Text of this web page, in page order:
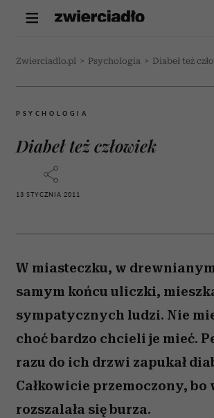
Zwierciadlo.pl > Psychologia > Diabeł też
PSYCHOLOGIA
Diabeł też człowiek
13 STYCZNIA 2011
W miasteczku, w
samym końcu uliczki,
sympatycznych ludzi. Nie
choć bardzo chcieli je mieć.
razu do ich drzwi zapukał
Całkowicie przemoczony, bo
rozszalała się burza.